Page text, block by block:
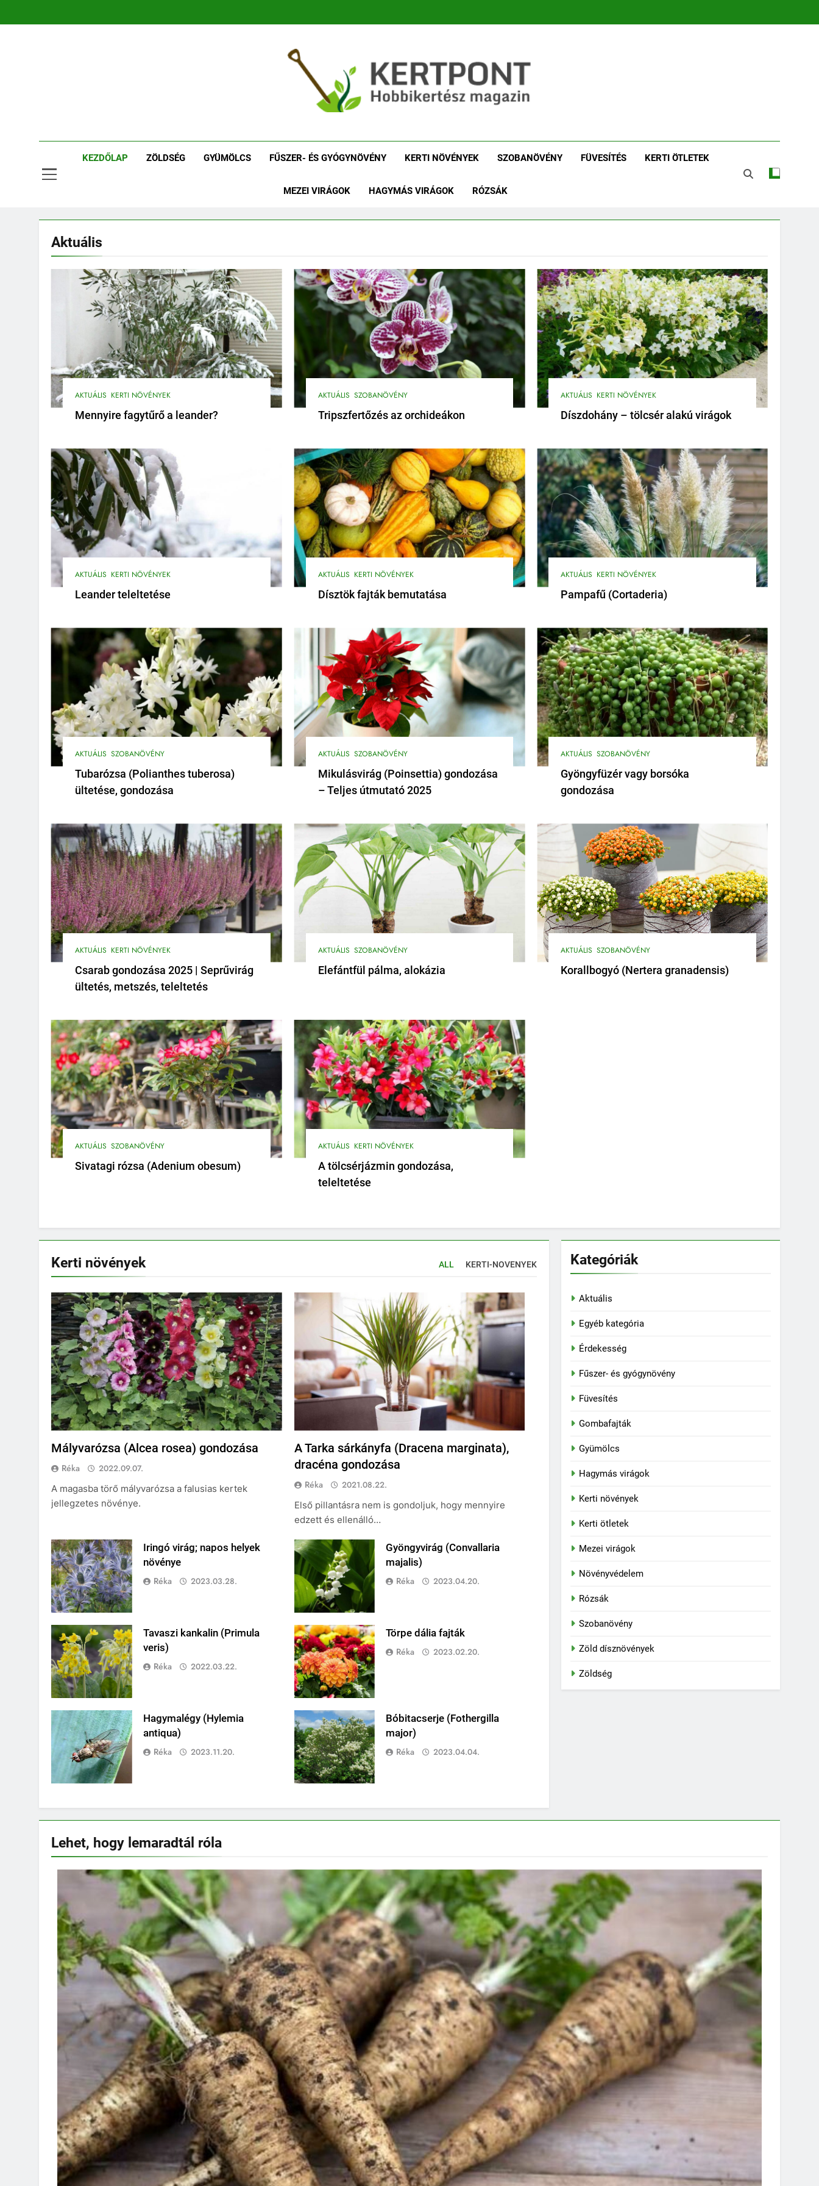
Növényhatározó
KEZDŐLAP ZÖLDSÉG GYÜMÖLCS FŰSZER- ÉS GYÓGYNÖVÉNY KERTI NÖVÉNYEK SZOBANÖVÉNY FÜVESÍTÉS KERTI ÖTLETEK
MEZEI VIRÁGOK HAGYMÁS VIRÁGOK RÓZSÁK
Aktuális
AKTUÁLIS KERTI NÖVÉNYEK
Mennyire fagytűrő a leander?
AKTUÁLIS SZOBANÖVÉNY
Tripszfertőzés az orchideákon
AKTUÁLIS KERTI NÖVÉNYEK
Díszdohány – tölcsér alakú virágok
AKTUÁLIS KERTI NÖVÉNYEK
Leander teleltetése
AKTUÁLIS KERTI NÖVÉNYEK
Dísztök fajták bemutatása
AKTUÁLIS KERTI NÖVÉNYEK
Pampafű (Cortaderia)
AKTUÁLIS SZOBANÖVÉNY
Tubarózsa (Polianthes tuberosa)
ültetése, gondozása
AKTUÁLIS SZOBANÖVÉNY
Mikulásvirág (Poinsettia) gondozása
– Teljes útmutató 2025
AKTUÁLIS SZOBANÖVÉNY
Gyöngyfüzér vagy borsóka
gondozása
AKTUÁLIS KERTI NÖVÉNYEK
Csarab gondozása 2025 | Seprűvirág
ültetés, metszés, teleltetés
AKTUÁLIS SZOBANÖVÉNY
Elefántfül pálma, alokázia
AKTUÁLIS SZOBANÖVÉNY
Korallbogyó (Nertera granadensis)
AKTUÁLIS SZOBANÖVÉNY
Sivatagi rózsa (Adenium obesum)
AKTUÁLIS KERTI NÖVÉNYEK
A tölcsérjázmin gondozása,
teleltetése
Kerti növények ALL KERTI-NOVENYEK
Mályvarózsa (Alcea rosea) gondozása
Réka
2022.09.07.
A magasba törő mályvarózsa a falusias kertek
jellegzetes növénye.
A Tarka sárkányfa (Dracena marginata),
dracéna gondozása
Réka
2021.08.22.
Első pillantásra nem is gondoljuk, hogy mennyire
edzett és ellenálló…
Iringó virág; napos helyek
növénye
Réka 2023.03.28.
Gyöngyvirág (Convallaria
majalis)
Réka 2023.04.20.
Tavaszi kankalin (Primula
veris)
Réka 2022.03.22.
Törpe dália fajták
Réka 2023.02.20.
Hagymalégy (Hylemia
antiqua)
Réka 2023.11.20.
Bóbitacserje (Fothergilla
major)
Réka 2023.04.04.
Kategóriák
Aktuális
Egyéb kategória
Érdekesség
Fűszer- és gyógynövény
Füvesítés
Gombafajták
Gyümölcs
Hagymás virágok
Kerti növények
Kerti ötletek
Mezei virágok
Növényvédelem
Rózsák
Szobanövény
Zöld dísznövények
Zöldség
Lehet, hogy lemaradtál róla
ZÖLDSÉG